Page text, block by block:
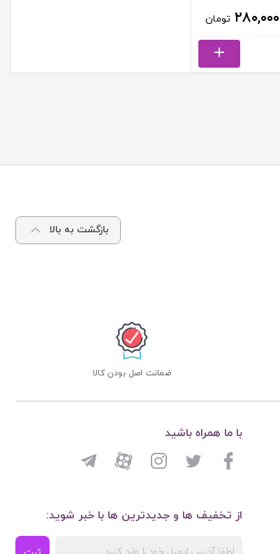
۲۸۰,۰۰۰ تومان
بازگشت به بالا
ضمانت اصل بودن کالا
از تخفیف ها و جدیدترین ها با خبر شوید:
با ما همراه باشید